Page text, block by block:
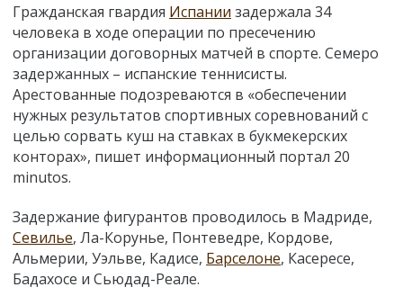
Гражданская гвардия Испании задержала 34
человека в ходе операции по пресечению
организации договорных матчей в спорте. Семеро
задержанных – испанские теннисисты.
Арестованные подозреваются в «обеспечении
нужных результатов спортивных соревнований с
целью сорвать куш на ставках в букмекерских
конторах», пишет информационный портал 20
minutos.
Задержание фигурантов проводилось в Мадриде,
Севилье, Ла-Корунье, Понтеведре, Кордове,
Альмерии, Уэльве, Кадисе, Барселоне, Касересе,
Бадахосе и Сьюдад-Реале.